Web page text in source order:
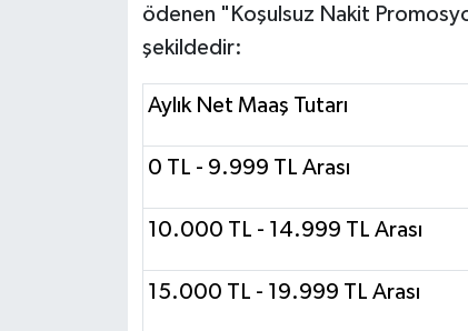
ödenen "Koşulsuz Nakit
şekildedir:
Aylık Net Maaş Tutarı
0 TL - 9.999 TL Arası
10.000 TL - 14.999 TL Arası
15.000 TL - 19.999 TL Arası
Savaştepe
SÜRMANŞET